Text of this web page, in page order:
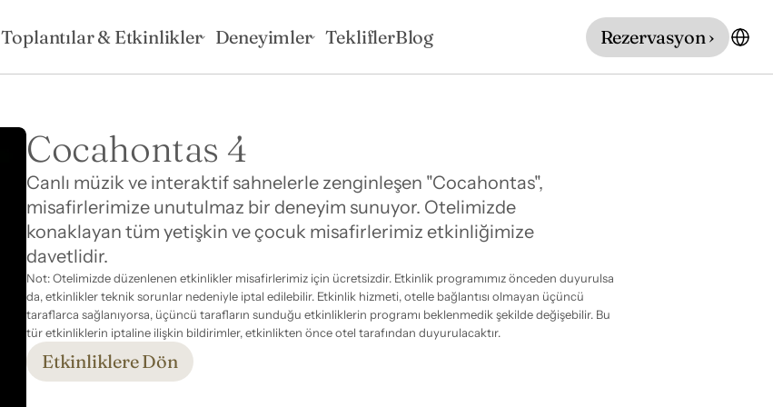
Cocahontas 4
Canlı müzik ve interaktif sahnelerle zenginleşen "Cocahontas",
misafirlerimize unutulmaz bir deneyim sunuyor. Otelimizde
konaklayan tüm yetişkin ve çocuk misafirlerimiz etkinliğimize
davetlidir.
Not: Otelimizde düzenlenen etkinlikler misafirlerimiz için ücretsizdir. Etkinlik programımız önceden duyurulsa
da, etkinlikler teknik sorunlar nedeniyle iptal edilebilir. Etkinlik hizmeti, otelle bağlantısı olmayan üçüncü
taraflarca sağlanıyorsa, üçüncü tarafların sunduğu etkinliklerin programı beklenmedik şekilde değişebilir. Bu
tür etkinliklerin iptaline ilişkin bildirimler, etkinlikten önce otel tarafından duyurulacaktır.
Etkinliklere Dön
Toplantılar & Etkinlikler Deneyimler TekliflerBlog Rezervasyon ›